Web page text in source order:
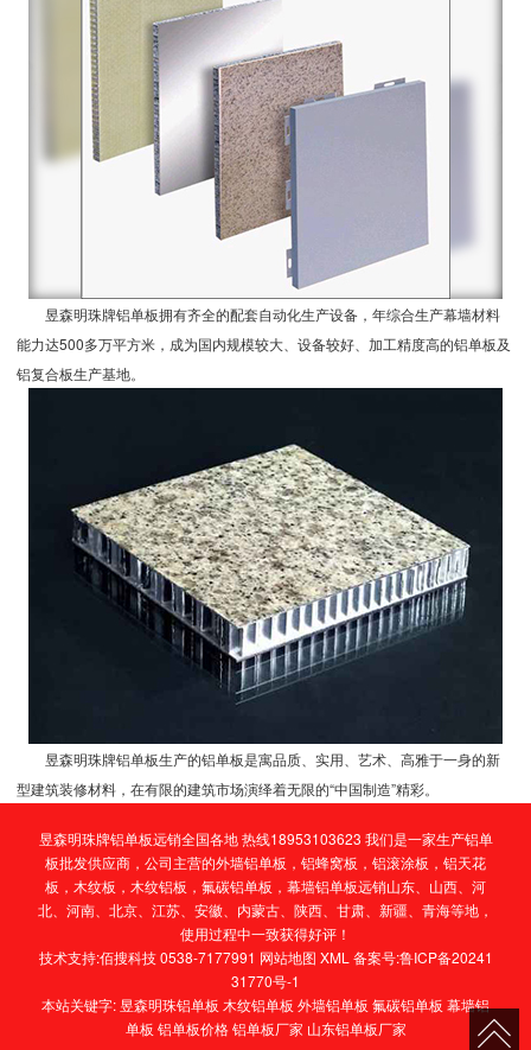
昱森明珠牌铝单板拥有齐全的配套自动化生产设备，年综合生产幕墙材料
能力达500多万平方米，成为国内规模较大、设备较好、加工精度高的铝单板及
铝复合板生产基地。
昱森明珠牌铝单板生产的铝单板是寓品质、实用、艺术、高雅于一身的新
型建筑装修材料，在有限的建筑市场演绎着无限的“中国制造”精彩。
昱森明珠牌铝单板远销全国各地 热线18953103623 我们是一家生产铝单
板批发供应商，公司主营的外墙铝单板 ， 铝蜂窝板 ， 铝滚涂板 ， 铝天花
板 ， 木纹板 ， 木纹铝板 ， 氟碳铝单板 ， 幕墙铝单板远销山东、山西、河
北、河南、北京、江苏、安徽、内蒙古、陕西、甘肃、新疆、青海等地，
使用过程中一致获得好评！
技术支持:佰搜科技 0538-7177991 网站地图 XML 备案号:鲁ICP备20241
31770号-1
本站关键字: 昱森明珠铝单板 木纹铝单板 外墙铝单板 氟碳铝单板 幕墙铝
单板 铝单板价格 铝单板厂家 山东铝单板厂家